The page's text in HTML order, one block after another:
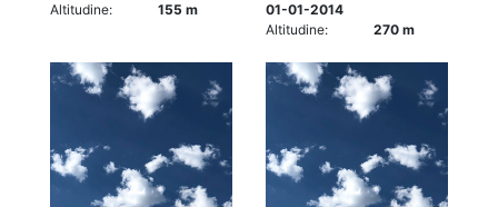
Altitudine:
155 m
01-01-2014
Altitudine:
270 m